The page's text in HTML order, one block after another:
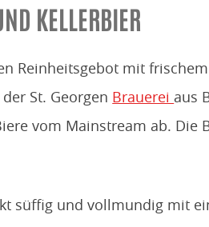
KELLERBIER
Rein­heits­gebot mit
St. Georgen Brauerei aus
vom Mainstream ab.
süffig und vollmundig mit